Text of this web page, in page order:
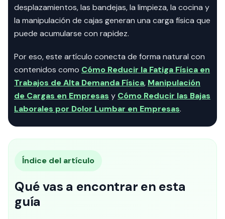
desplazamientos, las bandejas, la limpieza, la cocina y
la manipulación de cajas generan una carga física que
puede acumularse con rapidez.
Por eso, este artículo conecta de forma natural con
contenidos como Cómo Reducir la Fatiga Física en
Trabajos de Alta Demanda Física, Manipulación
de Cargas en Empresas y Cómo Reducir las Bajas
Laborales por Dolor Lumbar en Empresas.
Índice del artículo
Qué vas a encontrar en esta
guía